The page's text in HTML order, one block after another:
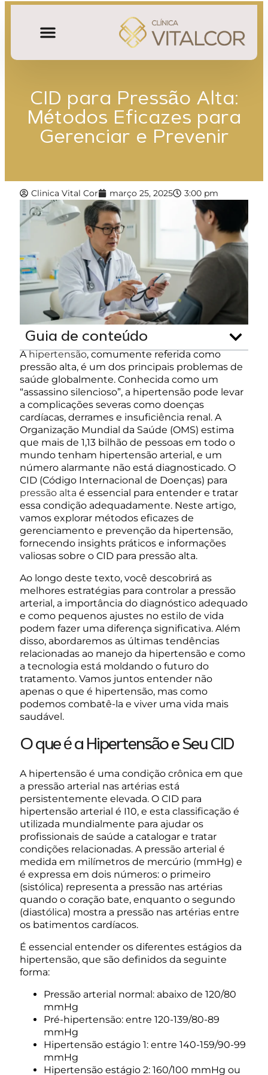
CID para Pressão Alta:
Métodos Eficazes para
Gerenciar e Prevenir
Clinica Vital Cor março 25, 2025 3:00 pm
Guia de conteúdo
A hipertensão, comumente referida como
pressão alta, é um dos principais problemas de
saúde globalmente. Conhecida como um
“assassino silencioso”, a hipertensão pode levar
a complicações severas como doenças
cardíacas, derrames e insuficiência renal. A
Organização Mundial da Saúde (OMS) estima
que mais de 1,13 bilhão de pessoas em todo o
mundo tenham hipertensão arterial, e um
número alarmante não está diagnosticado. O
CID (Código Internacional de Doenças) para
pressão alta é essencial para entender e tratar
essa condição adequadamente. Neste artigo,
vamos explorar métodos eficazes de
gerenciamento e prevenção da hipertensão,
fornecendo insights práticos e informações
valiosas sobre o CID para pressão alta.
Ao longo deste texto, você descobrirá as
melhores estratégias para controlar a pressão
arterial, a importância do diagnóstico adequado
e como pequenos ajustes no estilo de vida
podem fazer uma diferença significativa. Além
disso, abordaremos as últimas tendências
relacionadas ao manejo da hipertensão e como
a tecnologia está moldando o futuro do
tratamento. Vamos juntos entender não
apenas o que é hipertensão, mas como
podemos combatê-la e viver uma vida mais
saudável.
O que é a Hipertensão e Seu CID
A hipertensão é uma condição crônica em que
a pressão arterial nas artérias está
persistentemente elevada. O CID para
hipertensão arterial é I10, e esta classificação é
utilizada mundialmente para ajudar os
profissionais de saúde a catalogar e tratar
condições relacionadas. A pressão arterial é
medida em milímetros de mercúrio (mmHg) e
é expressa em dois números: o primeiro
(sistólica) representa a pressão nas artérias
quando o coração bate, enquanto o segundo
(diastólica) mostra a pressão nas artérias entre
os batimentos cardíacos.
É essencial entender os diferentes estágios da
hipertensão, que são definidos da seguinte
forma:
Pressão arterial normal: abaixo de 120/80
mmHg
Pré-hipertensão: entre 120-139/80-89
mmHg
Hipertensão estágio 1: entre 140-159/90-99
mmHg
Hipertensão estágio 2: 160/100 mmHg ou